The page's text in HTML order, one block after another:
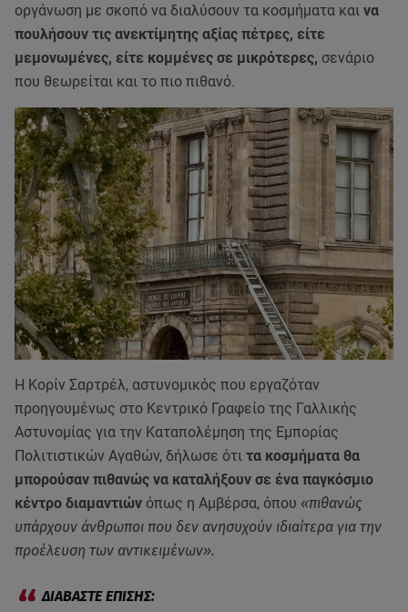
οργάνωση με σκοπό να διαλύσουν τα κοσμήματα και να
πουλήσουν τις ανεκτίμητης αξίας πέτρες, είτε
μεμονωμένες, είτε κομμένες σε μικρότερες, σενάριο
που θεωρείται και το πιο πιθανό.
Η Κορίν Σαρτρέλ, αστυνομικός που εργαζόταν
προηγουμένως στο Κεντρικό Γραφείο της Γαλλικής
Αστυνομίας για την Καταπολέμηση της Εμπορίας
Πολιτιστικών Αγαθών, δήλωσε ότι τα κοσμήματα θα
μπορούσαν πιθανώς να καταλήξουν σε ένα παγκόσμιο
κέντρο διαμαντιών όπως η Αμβέρσα, όπου «πιθανώς
υπάρχουν άνθρωποι που δεν ανησυχούν ιδιαίτερα για την
προέλευση των αντικειμένων».